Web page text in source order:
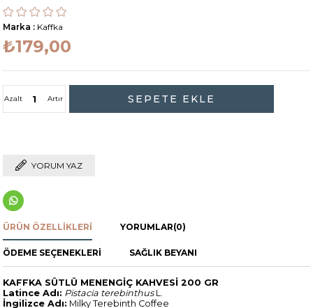
Marka : Kaffka
₺179,00
Artır
Azalt
YORUM YAZ
ÜRÜN ÖZELLIKLERI YORUMLAR(0)
ÖDEME SEÇENEKLERI SAĞLIK BEYANI
KAFFKA SÜTLÜ MENENGİÇ KAHVESİ 200 GR
Latince Adı: Pistacia terebinthusL.
İngilizce Adı: Milky Terebinth Coffee